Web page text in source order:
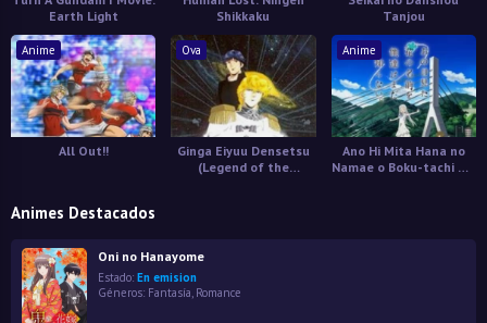
Earth Light
Shikkaku
Tanjou
Anime
All Out!!
Ova
Ginga Eiyuu Densetsu
(Legend of the
Anime
Ano Hi Mita Hana no
Namae o Boku-tachi wa
Animes Destacados
Oni no Hanayome
Estado: En emision
Géneros: Fantasía Romance